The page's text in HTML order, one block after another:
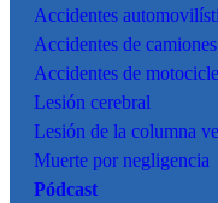
Accidentes
Accidentes de camiones
Accidentes de
Lesión cerebral
Lesión de la columna
Muerte por negligencia
Pódcast